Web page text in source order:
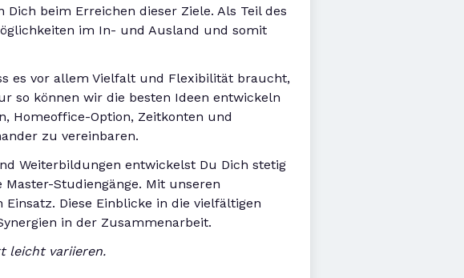
beim Erreichen dieser Ziele. Als Teil des
im In- und Ausland und somit
es vor allem Vielfalt und Flexibilität braucht,
so können wir die besten Ideen entwickeln
Homeoffice-Option, Zeitkonten und
zu vereinbaren.
Weiterbildungen entwickelst Du Dich stetig
Studiengänge. Mit unseren
Diese Einblicke in die vielfältigen
in der Zusammenarbeit.
leicht variieren.